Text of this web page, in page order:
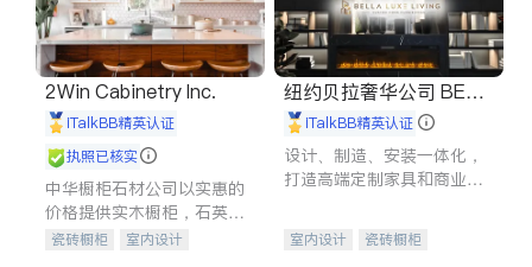
2Win Cabinetry Inc.
iTalkBB精英认证
执照已核实
中华橱柜石材公司以实惠的
价格提供实木橱柜，石英石
台面，多种优质不锈钢水
瓷砖橱柜
室内设计
纽约贝拉奢华公司 BELL
A LUXE
iTalkBB精英认证
设计、制造、安装一体化，
打造高端定制家具和商业空
室内设计
瓷砖橱柜